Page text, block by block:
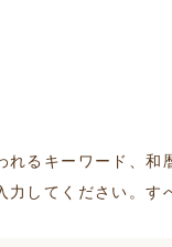
れるキーワード、
力してください。